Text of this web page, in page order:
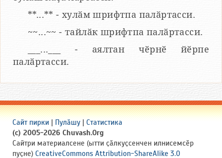
**...** - хулӑм шрифтпа палӑртасси.
~~...~~ - тайлӑк шрифтпа палӑртасси.
___...___ - аялтан чӗрнӗ йӗрпе
палӑртасси.
Сайт пирки Пулӑшу
Статистика
(c) 2005-2026 Chuvash.Org
Сайтри материалсене (ытти ҫӑлкуҫсенчен илнисемсӗр
пуҫне) CreativeCommons Attribution-ShareAlike 3.0